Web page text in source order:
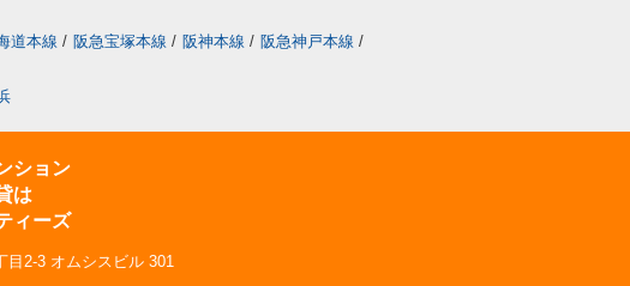
道本線 / 阪急宝塚本線 / 阪神本線 / 阪急神戸本線 /
ション
は
ィーズ
目2-3 オムシスビル 301